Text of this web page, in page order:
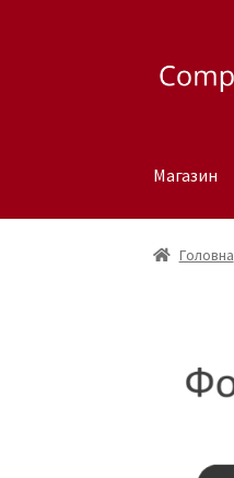
до
до
Магазин
Головна